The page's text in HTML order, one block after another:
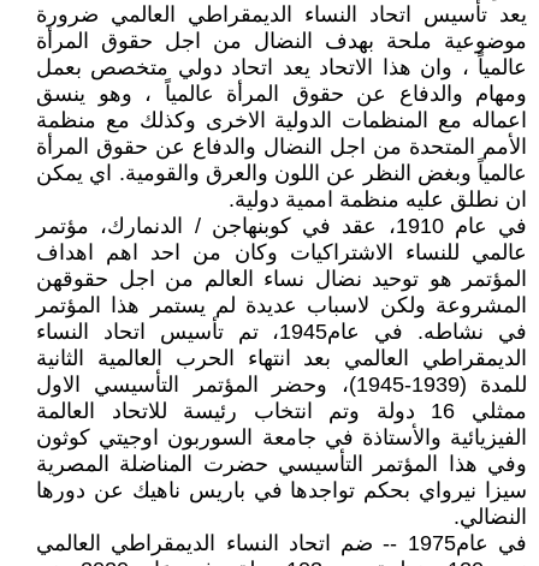
يعد تأسيس اتحاد النساء الديمقراطي العالمي ضرورة
موضوعية ملحة بهدف النضال من اجل حقوق المرأة
عالمياً ، وان هذا الاتحاد يعد اتحاد دولي متخصص بعمل
ومهام والدفاع عن حقوق المرأة عالمياً ، وهو ينسق
اعماله مع المنظمات الدولية الاخرى وكذلك مع منظمة
الأمم المتحدة من اجل النضال والدفاع عن حقوق المرأة
عالمياً وبغض النظر عن اللون والعرق والقومية. اي يمكن
ان نطلق عليه منظمة اممية دولية.
في عام 1910، عقد في كوبنهاجن / الدنمارك، مؤتمر
عالمي للنساء الاشتراكيات وكان من احد اهم اهداف
المؤتمر هو توحيد نضال نساء العالم من اجل حقوقهن
المشروعة ولكن لاسباب عديدة لم يستمر هذا المؤتمر
في نشاطه. في عام1945، تم تأسيس اتحاد النساء
الديمقراطي العالمي بعد انتهاء الحرب العالمية الثانية
للمدة (1939-1945)، وحضر المؤتمر التأسيسي الاول
ممثلي 16 دولة وتم انتخاب رئيسة للاتحاد العالمة
الفيزيائية والأستاذة في جامعة السوربون اوجيتي كوثون
وفي هذا المؤتمر التأسيسي حضرت المناضلة المصرية
سيزا نيرواي بحكم تواجدها في باريس ناهيك عن دورها
النضالي.
في عام1975 -- ضم اتحاد النساء الديمقراطي العالمي